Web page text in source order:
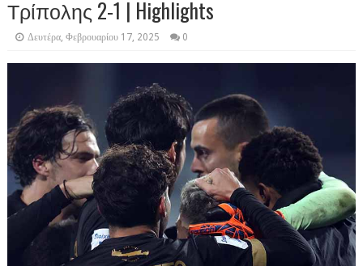
Τρίπολης 2-1 | Highlights
Δευτέρα, Φεβρουαρίου 17, 2025 0